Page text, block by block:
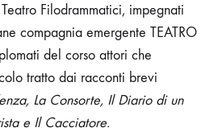
Filodrammatici, impegnati
compagnia emergente TEATRO
del corso attori che
tratto dai racconti brevi
La Consorte, Il Diario di un
e Il Cacciatore.